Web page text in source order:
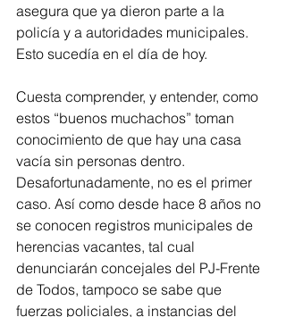
asegura que ya dieron parte a la
policía y a autoridades municipales.
Esto sucedía en el día de hoy.
Cuesta comprender, y entender, como
estos “buenos muchachos” toman
conocimiento de que hay una casa
vacía sin personas dentro.
Desafortunadamente, no es el primer
caso. Así como desde hace 8 años no
se conocen registros municipales de
herencias vacantes, tal cual
denunciarán concejales del PJ-Frente
de Todos, tampoco se sabe que
fuerzas policiales, a instancias del